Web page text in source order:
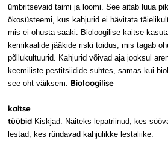
ümbritsevaid taimi ja loomi. See aitab luua
ökosüsteemi, kus kahjurid ei hävitata
mis ei ohusta saaki. Bioloogilise kaitse
kemikaalide jääkide riski toidus, mis tagab
põllukultuurid. Kahjurid võivad aja jooksul
keemiliste pestitsiidide suhtes, samas kui
see oht väiksem. Bioloogilise
kaitse
tüübid Kiskjad: Näiteks lepatriinud, kes
lestad, kes ründavad kahjulikke lestaliike.